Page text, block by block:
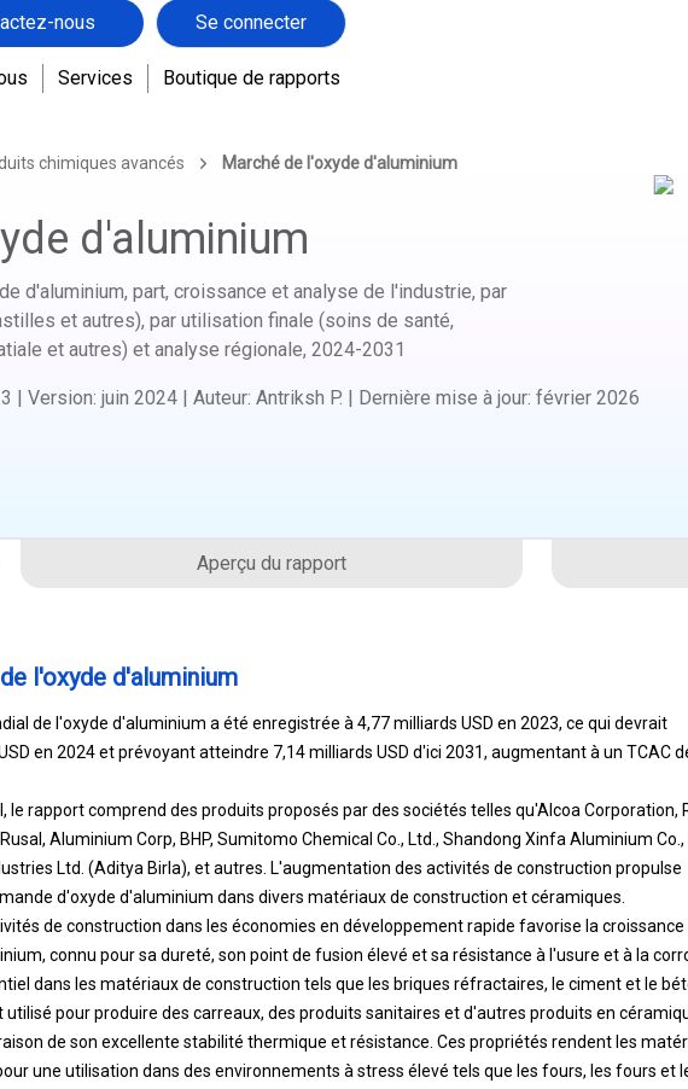
nous Se connecter
Services Boutique de rapports
chimiques avancés Marché de l'oxyde d'aluminium
d'aluminium
d'aluminium, part, croissance et analyse de l'industrie, par
et autres), par utilisation finale (soins de santé,
et autres) et analyse régionale, 2024-2031
Version: juin 2024 Auteur: Antriksh P. Dernière mise à jour: février 2026
Aperçu du rapport
l'oxyde d'aluminium
de l'oxyde d'aluminium a été enregistrée à 4,77 milliards USD en 2023, ce qui devrait
en 2024 et prévoyant atteindre 7,14 milliards USD d'ici 2031, augmentant à un TCAC
le rapport comprend des produits proposés par des sociétés telles qu'Alcoa Corporation,
Aluminium Corp, BHP, Sumitomo Chemical Co., Ltd., Shandong Xinfa Aluminium Co.,
Ltd. (Aditya Birla), et autres. L'augmentation des activités de construction propulse
d'oxyde d'aluminium dans divers matériaux de construction et céramiques.
de construction dans les économies en développement rapide favorise la croissance
connu pour sa dureté, son point de fusion élevé et sa résistance à l'usure et à la
dans les matériaux de construction tels que les briques réfractaires, le ciment et le
utilisé pour produire des carreaux, des produits sanitaires et d'autres produits en
de son excellente stabilité thermique et résistance. Ces propriétés rendent les
une utilisation dans des environnements à stress élevé tels que les fours, les fours et